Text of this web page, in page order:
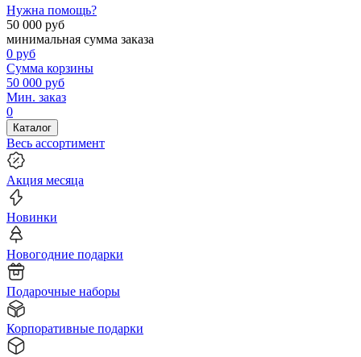
Нужна помощь?
50 000 руб
минимальная сумма заказа
0 руб
Сумма корзины
50 000 руб
Мин. заказ
0
Каталог
Весь ассортимент
Акция месяца
Новинки
Новогодние подарки
Подарочные наборы
Корпоративные подарки